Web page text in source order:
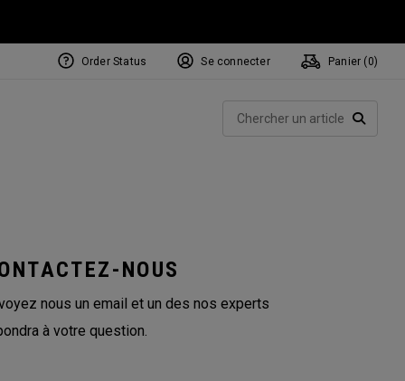
Order Status Se connecter Panier ( 0)
NOUS
nous un email et un des nos experts
à votre question.